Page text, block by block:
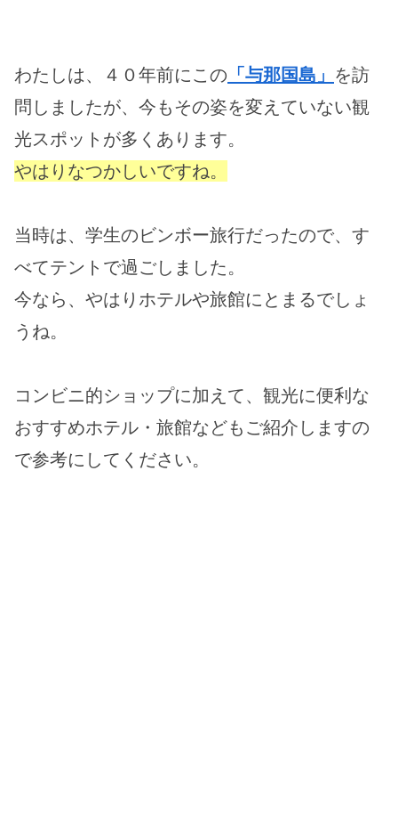
わたしは、４０年前にこの 「与那国島」 を訪
問しましたが、今もその姿を変えていない観
光スポットが多くあります。
やはりなつかしいですね。
当時は、学生のビンボー旅行だったので、す
べてテントで過ごしました。
今なら、やはりホテルや旅館にとまるでしょ
うね。
コンビニ的ショップに加えて、観光に便利な
おすすめホテル・旅館などもご紹介しますの
で参考にしてください。